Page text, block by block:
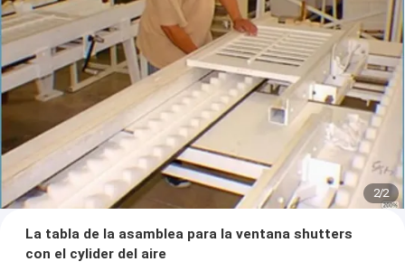
2/2
La tabla de la asamblea para la ventana shutters
con el cylider del aire